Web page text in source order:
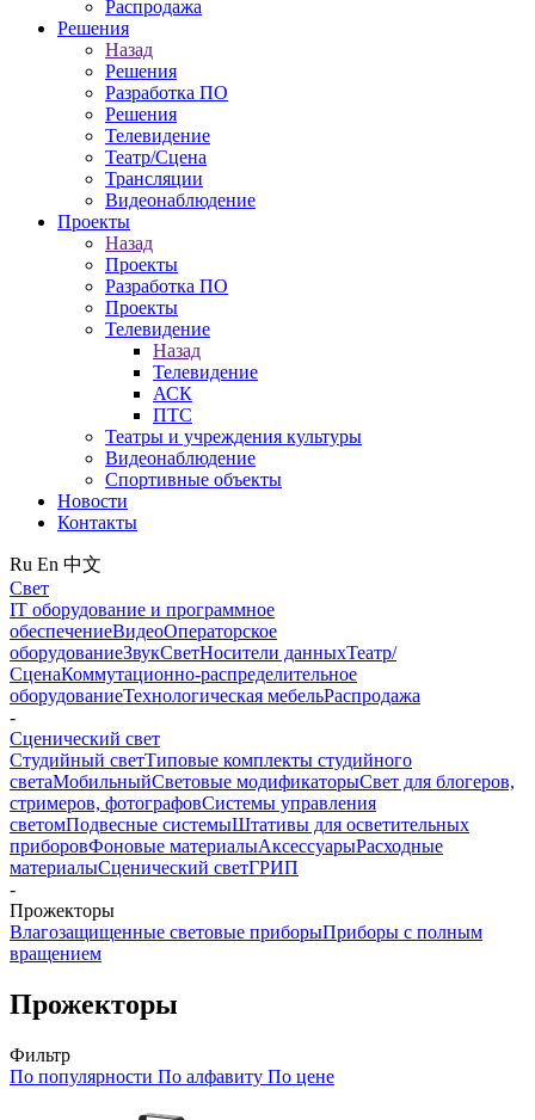
Распродажа
Решения
Назад
Решения
Разработка ПО
Решения
Телевидение
Театр/Сцена
Трансляции
Видеонаблюдение
Проекты
Назад
Проекты
Разработка ПО
Проекты
Телевидение
Назад
Телевидение
АСК
ПТС
Театры и учреждения культуры
Видеонаблюдение
Спортивные объекты
Новости
Контакты
Ru En 中文
Свет
IT оборудование и программное
обеспечениеВидеоОператорское
оборудованиеЗвукСветНосители данныхТеатр/
СценаКоммутационно-распределительное
оборудованиеТехнологическая мебельРаспродажа
-
Сценический свет
Студийный светТиповые комплекты студийного
светаМобильныйСветовые модификаторыСвет для блогеров,
стримеров, фотографовСистемы управления
светомПодвесные системыШтативы для осветительных
приборовФоновые материалыАксессуарыРасходные
материалыСценический светГРИП
-
Прожекторы
Влагозащищенные световые приборыПриборы с полным
вращением
Прожекторы
Фильтр
По популярности По алфавиту По цене